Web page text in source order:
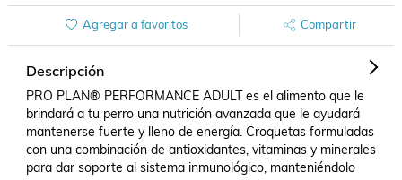
Agregar a favoritos Compartir
Descripción
PRO PLAN® PERFORMANCE ADULT es el alimento que le
brindará a tu perro una nutrición avanzada que le ayudará
mantenerse fuerte y lleno de energía. Croquetas formuladas
con una combinación de antioxidantes, vitaminas y minerales
para dar soporte al sistema inmunológico, manteniéndolo